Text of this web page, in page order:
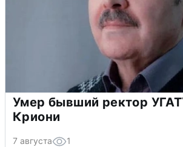
Умер бывший ректор
Криони
7 августа 1